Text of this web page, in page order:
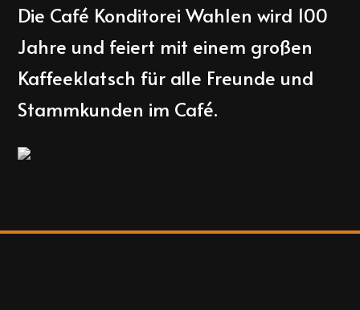
Die Café Konditorei Wahlen wird 100
Jahre und feiert mit einem großen
Kaffeeklatsch für alle Freunde und
Stammkunden im Café.